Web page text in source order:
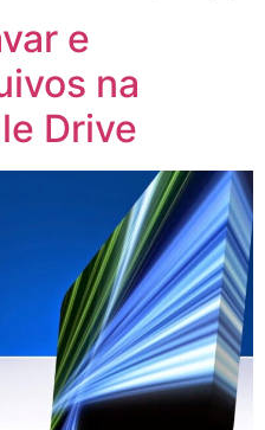
e
na
Drive